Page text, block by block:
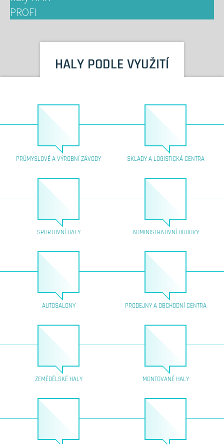
HALY PODLE VYUŽITÍ
PRŮMYSLOVÉ A VÝROBNÍ ZÁVODY SKLADY A LOGISTICKÁ CENTRA
SPORTOVNÍ HALY ADMINISTRATIVNÍ BUDOVY
AUTOSALONY PRODEJNY A OBCHODNÍ CENTRA
ZEMĚDĚLSKÉ HALY MONTOVANÉ HALY